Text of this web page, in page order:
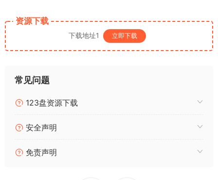
资源下载
下载地址1 立即下载
常见问题
123盘资源下载
安全声明
免责声明